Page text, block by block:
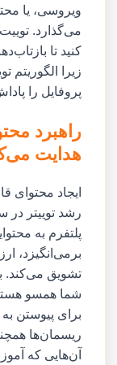
ویروسی، یا
می‌گذارد.
کنید تا
زیرا الگوریتم
پروفایل را
راهبرد
هدایت
ایجاد محتوای
پلتفرم به
برمی‌انگیزد،
تشویق می‌کند.
شما همسو
برای پیوستن
ریسمان‌ها
آن‌هایی که